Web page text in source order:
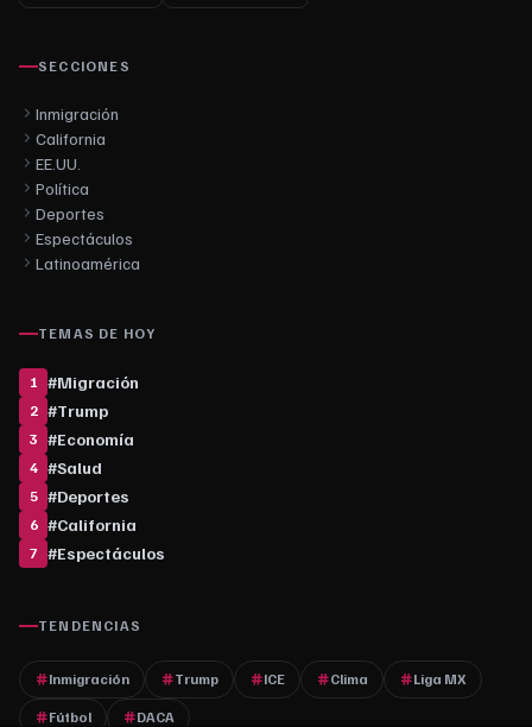
SECCIONES
Inmigración
California
EE.UU.
Política
Deportes
Espectáculos
Latinoamérica
TEMAS DE HOY
1 #Migración
2 #Trump
3 #Economía
4 #Salud
5 #Deportes
6 #California
7 #Espectáculos
TENDENCIAS
Inmigración Trump ICE Clima Liga MX
Fútbol DACA